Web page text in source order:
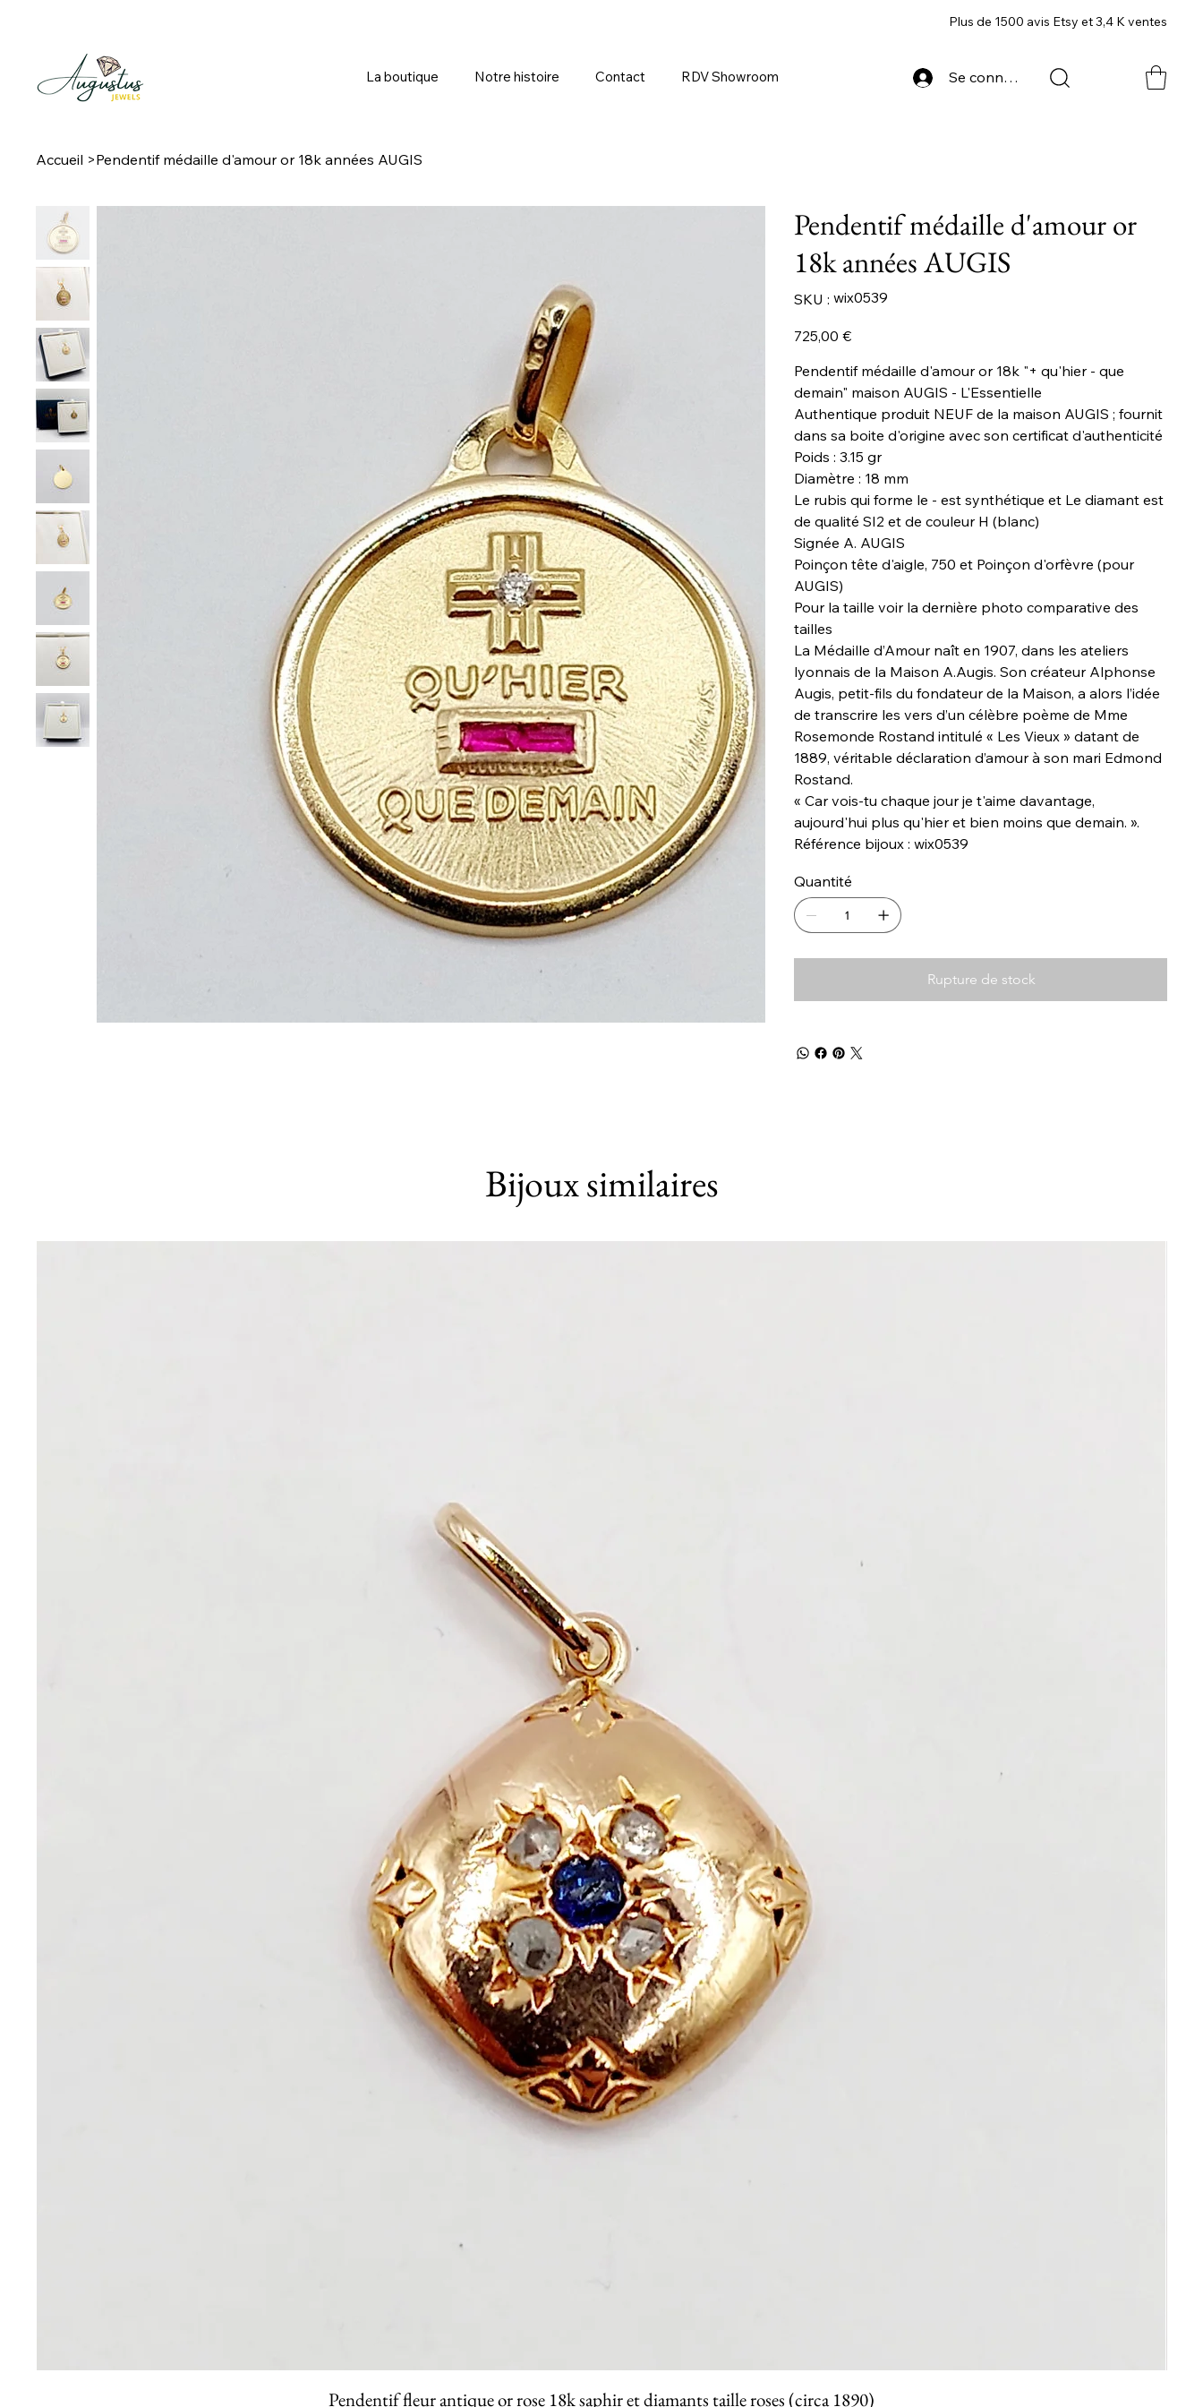
La boutique Notre histoire Contact RDV Showroom Se connecter
Plus de 1500 avis Etsy et 3,4 K ventes
Accueil >Pendentif médaille d'amour or 18k années AUGIS
Pendentif médaille d'amour or
18k années AUGIS
SKU :
SKU
wix0539
wix0539
Prix
725,00 €
Pendentif médaille d'amour or 18k "+ qu'hier - que
demain" maison AUGIS - L'Essentielle
Authentique produit NEUF de la maison AUGIS ; fournit
dans sa boite d'origine avec son certificat d'authenticité
Poids : 3.15 gr
Diamètre : 18 mm
Le rubis qui forme le - est synthétique et Le diamant est
de qualité SI2 et de couleur H (blanc)
Signée A. AUGIS
Poinçon tête d'aigle, 750 et Poinçon d'orfèvre (pour
AUGIS)
Pour la taille voir la dernière photo comparative des
tailles
La Médaille d’Amour naît en 1907, dans les ateliers
lyonnais de la Maison A.Augis. Son créateur Alphonse
Augis, petit-fils du fondateur de la Maison, a alors l’idée
de transcrire les vers d’un célèbre poème de Mme
Rosemonde Rostand intitulé « Les Vieux » datant de
1889, véritable déclaration d’amour à son mari Edmond
Rostand.
« Car vois-tu chaque jour je t'aime davantage,
aujourd'hui plus qu'hier et bien moins que demain. ».
Référence bijoux : wix0539
Quantité
Rupture de stock
Bijoux similaires
Pendentif fleur antique or rose 18k saphir et diamants taille roses (circa 1890)